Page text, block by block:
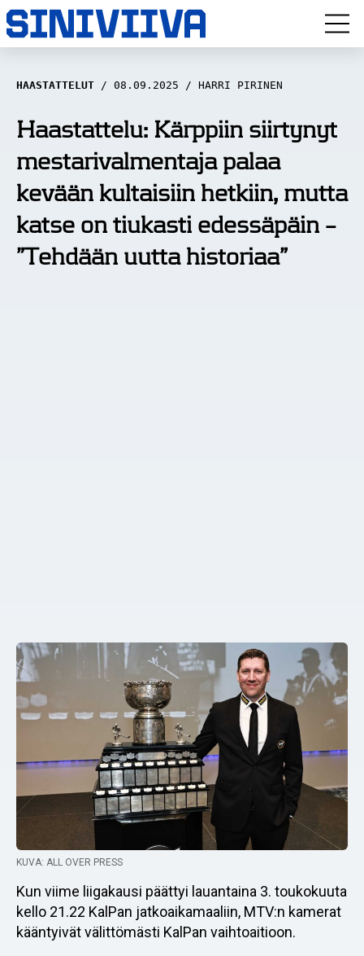
LUUVITONEN
HAASTATTELUT
NÄKÖKULMAT
ANALYYSIT
ARTIKKELIT
HAASTATTELUT 08.09.2025 HARRI PIRINEN
Haastattelu: Kärppiin siirtynyt
mestarivalmentaja palaa
kevään kultaisiin hetkiin, mutta
katse on tiukasti edessäpäin –
”Tehdään uutta historiaa”
KUVA: ALL OVER PRESS
Kun viime liigakausi päättyi lauantaina 3. toukokuuta
kello 21.22 KalPan jatkoaikamaaliin, MTV:n kamerat
kääntyivät välittömästi KalPan vaihtoaitioon.